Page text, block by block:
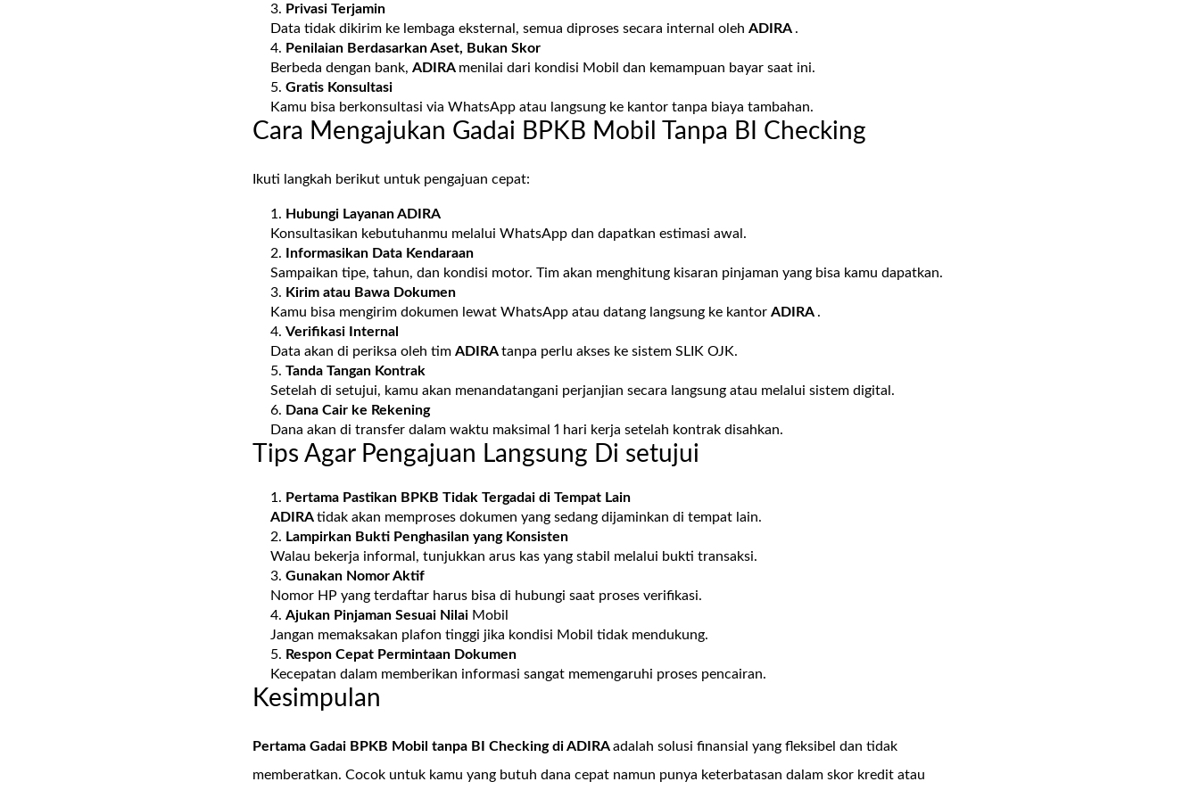
Privasi Terjamin
Data tidak dikirim ke lembaga eksternal, semua diproses secara internal olehADIRA .
Penilaian Berdasarkan Aset, Bukan Skor
Berbeda dengan bank,ADIRA menilai dari kondisi Mobil dan kemampuan bayar saat ini.
Gratis Konsultasi
Kamu bisa berkonsultasi via WhatsApp atau langsung ke kantor tanpa biaya tambahan.
Cara Mengajukan Gadai BPKB Mobil Tanpa BI Checking
Ikuti langkah berikut untuk pengajuan cepat:
Hubungi LayananADIRA
Konsultasikan kebutuhanmu melalui WhatsApp dan dapatkan estimasi awal.
Informasikan Data Kendaraan
Sampaikan tipe, tahun, dan kondisi motor. Tim akan menghitung kisaran pinjaman yang bisa kamu dapatkan.
Kirim atau Bawa Dokumen
Kamu bisa mengirim dokumen lewat WhatsApp atau datang langsung ke kantorADIRA .
Verifikasi Internal
Data akan di periksa oleh timADIRAtanpa perlu akses ke sistem SLIK OJK.
Tanda Tangan Kontrak
Setelah di setujui, kamu akan menandatangani perjanjian secara langsung atau melalui sistem digital.
Dana Cair ke Rekening
Dana akan di transfer dalam waktu maksimal 1 hari kerja setelah kontrak disahkan.
Tips Agar Pengajuan Langsung Di setujui
Pertama Pastikan BPKB Tidak Tergadai di Tempat Lain
ADIRAtidak akan memproses dokumen yang sedang dijaminkan di tempat lain.
Lampirkan Bukti Penghasilan yang Konsisten
Walau bekerja informal, tunjukkan arus kas yang stabil melalui bukti transaksi.
Gunakan Nomor Aktif
Nomor HP yang terdaftar harus bisa di hubungi saat proses verifikasi.
Ajukan Pinjaman Sesuai Nilai Mobil
Jangan memaksakan plafon tinggi jika kondisi Mobil tidak mendukung.
Respon Cepat Permintaan Dokumen
Kecepatan dalam memberikan informasi sangat memengaruhi proses pencairan.
Kesimpulan
Pertama Gadai BPKB Mobil tanpa BI Checking diADIRAadalah solusi finansial yang fleksibel dan tidak
memberatkan. Cocok untuk kamu yang butuh dana cepat namun punya keterbatasan dalam skor kredit atau